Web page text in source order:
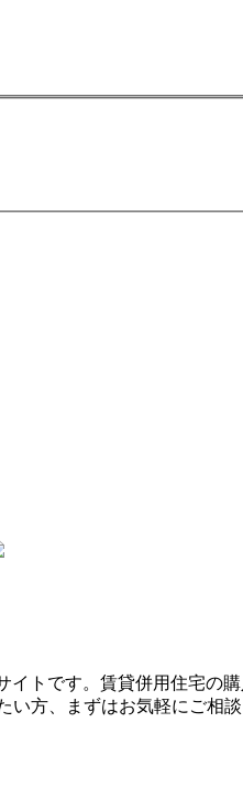
トです。賃貸併用住宅の
方、まずはお気軽にご相談